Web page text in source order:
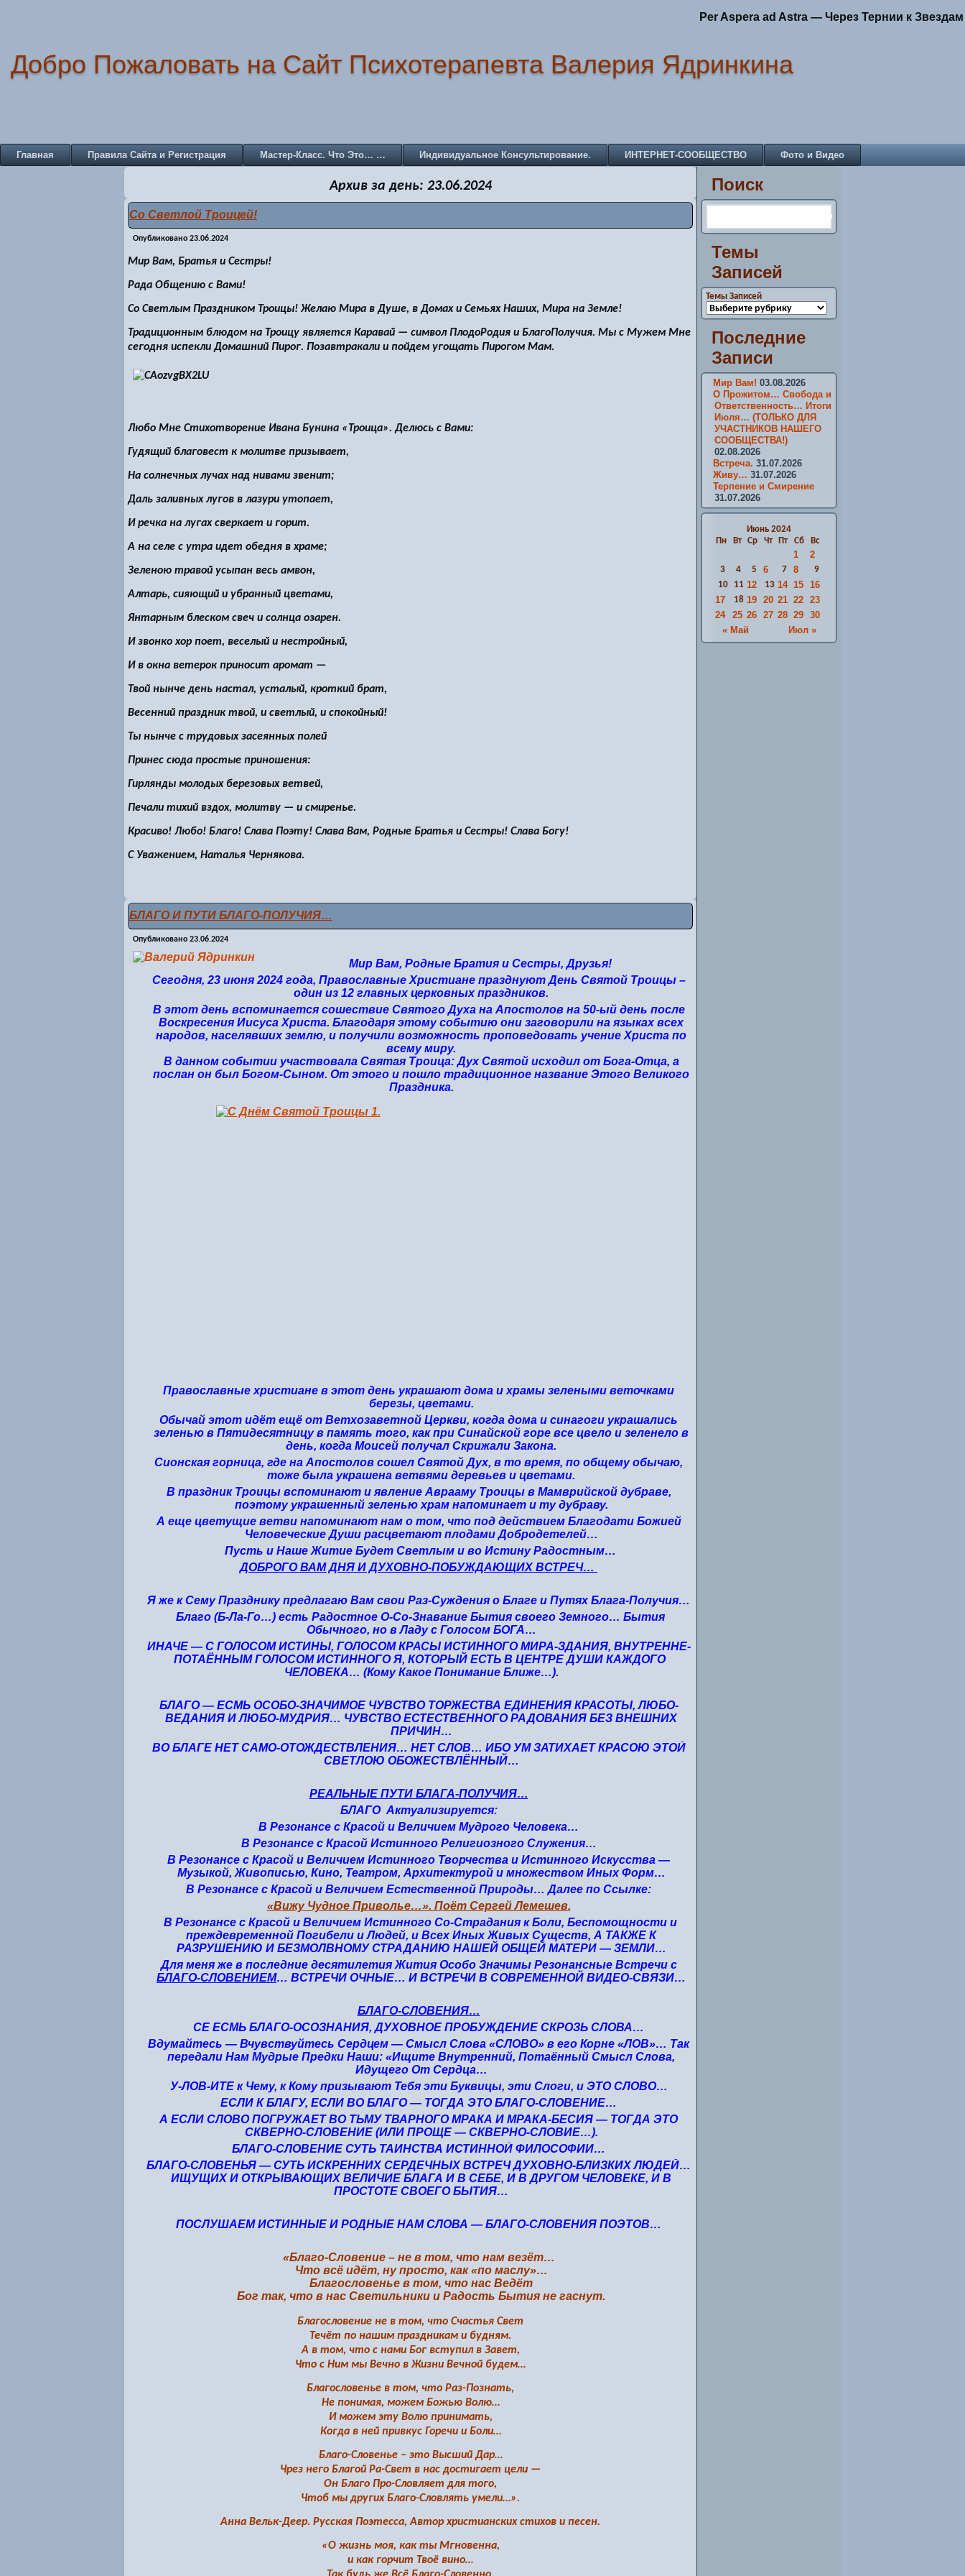
Добро Пожаловать на Сайт Психотерапевта Валерия Ядринкина
Per Aspera ad Astra — Через Тернии к Звездам
Главная Правила Сайта и Регистрация Мастер-Класс. Что Это… … Индивидуальное Консультирование. ИНТЕРНЕТ-СООБЩЕСТВО Фото и Видео
Архив за день: 23.06.2024
Со Светлой Троицей!
Опубликовано 23.06.2024
Мир Вам, Братья и Сестры!
Рада Общению с Вами!
Со Светлым Праздником Троицы! Желаю Мира в Душе, в Домах и Семьях Наших, Мира на Земле!
Традиционным блюдом на Троицу является Каравай — символ ПлодоРодия и БлагоПолучия. Мы с Мужем Мне
сегодня испекли Домашний Пирог. Позавтракали и пойдем угощать Пирогом Мам.
Любо Мне Стихотворение Ивана Бунина «Троица». Делюсь с Вами:
Гудящий благовест к молитве призывает,
На солнечных лучах над нивами звенит;
Даль заливных лугов в лазури утопает,
И речка на лугах сверкает и горит.
А на селе с утра идет обедня в храме;
Зеленою травой усыпан весь амвон,
Алтарь, сияющий и убранный цветами,
Янтарным блеском свеч и солнца озарен.
И звонко хор поет, веселый и нестройный,
И в окна ветерок приносит аромат —
Твой нынче день настал, усталый, кроткий брат,
Весенний праздник твой, и светлый, и спокойный!
Ты нынче с трудовых засеянных полей
Принес сюда простые приношения:
Гирлянды молодых березовых ветвей,
Печали тихий вздох, молитву — и смиренье.
Красиво! Любо! Благо! Слава Поэту! Слава Вам, Родные Братья и Сестры! Слава Богу!
С Уважением, Наталья Чернякова.
БЛАГО И ПУТИ БЛАГО-ПОЛУЧИЯ…
Опубликовано 23.06.2024
Мир Вам, Родные Братия и Сестры, Друзья!
Сегодня, 23 июня 2024 года, Православные Христиане празднуют День Святой Троицы –
один из 12 главных церковных праздников.
В этот день вспоминается сошествие Святого Духа на Апостолов на 50-ый день после
Воскресения Иисуса Христа. Благодаря этому событию они заговорили на языках всех
народов, населявших землю, и получили возможность проповедовать учение Христа по
всему миру.
В данном событии участвовала Святая Троица: Дух Святой исходил от Бога-Отца, а
послан он был Богом-Сыном. От этого и пошло традиционное название Этого Великого
Праздника.
Православные христиане в этот день украшают дома и храмы зелеными веточками
березы, цветами.
Обычай этот идёт ещё от Ветхозаветной Церкви, когда дома и синагоги украшались
зеленью в Пятидесятницу в память того, как при Синайской горе все цвело и зеленело в
день, когда Моисей получал Скрижали Закона.
Сионская горница, где на Апостолов сошел Святой Дух, в то время, по общему обычаю,
тоже была украшена ветвями деревьев и цветами.
В праздник Троицы вспоминают и явление Аврааму Троицы в Мамврийской дубраве,
поэтому украшенный зеленью храм напоминает и ту дубраву.
А еще цветущие ветви напоминают нам о том, что под действием Благодати Божией
Человеческие Души расцветают плодами Добродетелей…
Пусть и Наше Житие Будет Светлым и во Истину Радостным…
ДОБРОГО ВАМ ДНЯ И ДУХОВНО-ПОБУЖДАЮЩИХ ВСТРЕЧ…
Я же к Сему Празднику предлагаю Вам свои Раз-Суждения о Благе и Путях Блага-Получия…
Благо (Б-Ла-Го…) есть Радостное О-Со-Знавание Бытия своего Земного… Бытия
Обычного, но в Ладу с Голосом БОГА…
ИНАЧЕ — С ГОЛОСОМ ИСТИНЫ, ГОЛОСОМ КРАСЫ ИСТИННОГО МИРА-ЗДАНИЯ, ВНУТРЕННЕ-
ПОТАЁННЫМ ГОЛОСОМ ИСТИННОГО Я, КОТОРЫЙ ЕСТЬ В ЦЕНТРЕ ДУШИ КАЖДОГО
ЧЕЛОВЕКА… (Кому Какое Понимание Ближе…).
БЛАГО — ЕСМЬ ОСОБО-ЗНАЧИМОЕ ЧУВСТВО ТОРЖЕСТВА ЕДИНЕНИЯ КРАСОТЫ, ЛЮБО-
ВЕДАНИЯ И ЛЮБО-МУДРИЯ… ЧУВСТВО ЕСТЕСТВЕННОГО РАДОВАНИЯ БЕЗ ВНЕШНИХ
ПРИЧИН…
ВО БЛАГЕ НЕТ САМО-ОТОЖДЕСТВЛЕНИЯ… НЕТ СЛОВ… ИБО УМ ЗАТИХАЕТ КРАСОЮ ЭТОЙ
СВЕТЛОЮ ОБОЖЕСТВЛЁННЫЙ…
РЕАЛЬНЫЕ ПУТИ БЛАГА-ПОЛУЧИЯ…
БЛАГО Актуализируется:
В Резонансе с Красой и Величием Мудрого Человека…
В Резонансе с Красой Истинного Религиозного Служения…
В Резонансе с Красой и Величием Истинного Творчества и Истинного Искусства —
Музыкой, Живописью, Кино, Театром, Архитектурой и множеством Иных Форм…
В Резонансе с Красой и Величием Естественной Природы… Далее по Ссылке:
«Вижу Чудное Приволье…». Поёт Сергей Лемешев.
В Резонансе с Красой и Величием Истинного Со-Страдания к Боли, Беспомощности и
преждевременной Погибели и Людей, и Всех Иных Живых Существ, А ТАКЖЕ К
РАЗРУШЕНИЮ И БЕЗМОЛВНОМУ СТРАДАНИЮ НАШЕЙ ОБЩЕЙ МАТЕРИ — ЗЕМЛИ…
Для меня же в последние десятилетия Жития Особо Значимы Резонансные Встречи с
БЛАГО-СЛОВЕНИЕМ… ВСТРЕЧИ ОЧНЫЕ… И ВСТРЕЧИ В СОВРЕМЕННОЙ ВИДЕО-СВЯЗИ…
БЛАГО-СЛОВЕНИЯ…
СЕ ЕСМЬ БЛАГО-ОСОЗНАНИЯ, ДУХОВНОЕ ПРОБУЖДЕНИЕ СКРОЗЬ СЛОВА…
Вдумайтесь — Вчувствуйтесь Сердцем — Смысл Слова «СЛОВО» в его Корне «ЛОВ»… Так
передали Нам Мудрые Предки Наши: «Ищите Внутренний, Потаённый Смысл Слова,
Идущего От Сердца…
У-ЛОВ-ИТЕ к Чему, к Кому призывают Тебя эти Буквицы, эти Слоги, и ЭТО СЛОВО…
ЕСЛИ КБЛАГУ, ЕСЛИ ВО БЛАГО — ТОГДА ЭТО БЛАГО-СЛОВЕНИЕ…
А ЕСЛИ СЛОВО ПОГРУЖАЕТ ВО ТЬМУ ТВАРНОГО МРАКА И МРАКА-БЕСИЯ — ТОГДА ЭТО
СКВЕРНО-СЛОВЕНИЕ (ИЛИ ПРОЩЕ — СКВЕРНО-СЛОВИЕ…).
БЛАГО-СЛОВЕНИЕ СУТЬ ТАИНСТВА ИСТИННОЙ ФИЛОСОФИИ…
БЛАГО-СЛОВЕНЬЯ — СУТЬ ИСКРЕННИХ СЕРДЕЧНЫХ ВСТРЕЧ ДУХОВНО-БЛИЗКИХ ЛЮДЕЙ…
ИЩУЩИХ И ОТКРЫВАЮЩИХ ВЕЛИЧИЕ БЛАГА И В СЕБЕ, И В ДРУГОМ ЧЕЛОВЕКЕ, И В
ПРОСТОТЕ СВОЕГО БЫТИЯ…
ПОСЛУШАЕМ ИСТИННЫЕ И РОДНЫЕ НАМ СЛОВА — БЛАГО-СЛОВЕНИЯ ПОЭТОВ…
«Благо-Словение – не в том, что нам везёт…
Что всё идёт, ну просто, как «по маслу»…
Благословенье в том, что нас Ведёт
Бог так, что в нас Светильники и Радость Бытия не гаснут.
Благословение не в том, что Счастья Свет
Течёт по нашим праздникам и будням.
А в том, что с нами Бог вступил в Завет,
Что с Ним мы Вечно в Жизни Вечной будем…
Благословенье в том, что Раз-Познать,
Не понимая, можем Божью Волю…
И можем эту Волю принимать,
Когда в ней привкус Горечи и Боли…
Благо-Словенье – это Высший Дар…
Чрез него Благой Ра-Свет в нас достигает цели —
Он Благо Про-Словляет для того,
Чтоб мы других Благо-Словлять умели…».
Анна Вельк-Деер. Русская Поэтесса, Автор христианских стихов и песен.
«О жизнь моя, как ты Мгновенна,
и как горчит Твоё вино…
Поиск
Темы
Записей
Темы Записей
Последние
Записи
Мир Вам! 03.08.2026
О Прожитом… Свобода и
Ответственность… Итоги
Июля… (ТОЛЬКО ДЛЯ
УЧАСТНИКОВ НАШЕГО
СООБЩЕСТВА!)
02.08.2026
Встреча. 31.07.2026
Живу… 31.07.2026
Терпение и Смирение
31.07.2026
Июнь 2024
Пн
Вт Ср Чт Пт Сб Вс
« Май Июл »
1 2
3 4 5 6 7 8
9
10
11 12 13 14 15
16
17
18 19 20 21 22
23
24
25 26 27 28 29 30